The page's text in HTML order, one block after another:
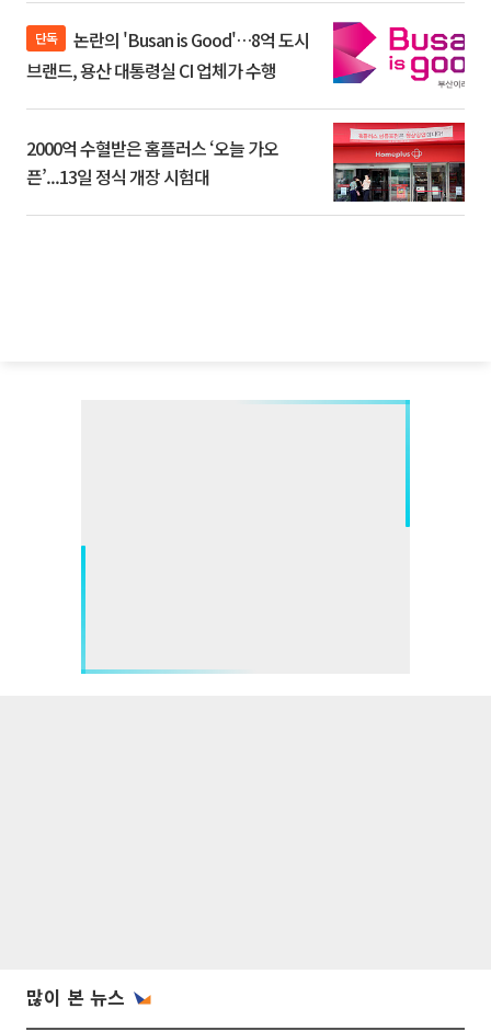
단독
브랜드, 용산 대통령실 CI 업체가 수행
2000억 수혈받은 홈플러스 ‘오늘 가오
픈’...13일 정식 개장 시험대
많이 본 뉴스